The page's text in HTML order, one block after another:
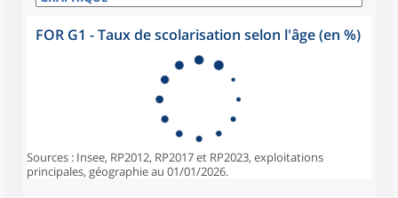
FOR G1 - Taux de scolarisation selon l'âge (en %)
Sources : Insee, RP2012, RP2017 et RP2023, exploitations
principales, géographie au 01/01/2026.